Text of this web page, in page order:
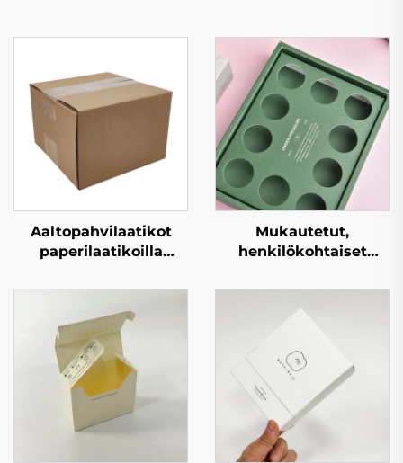
Aaltopahvilaatikot
paperilaatikoilla
painonnalla, edullinen
mukautettu logon
suunnittelu neliön
muotoinen
pakkauslaatikko
Mukautetut,
henkilökohtaiset
hienot
kahvipakkauslaatikot,